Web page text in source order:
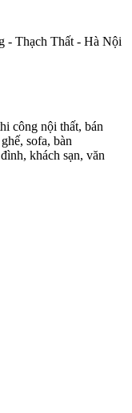
- Thạch Thất - Hà Nội
công nội thất, bán
sofa, bàn
khách sạn, văn